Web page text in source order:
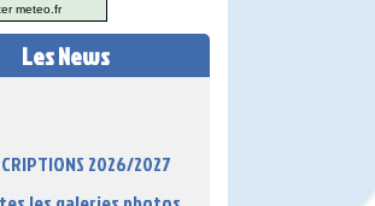
meteo.fr
Les News
2026/2027
les galeries photos